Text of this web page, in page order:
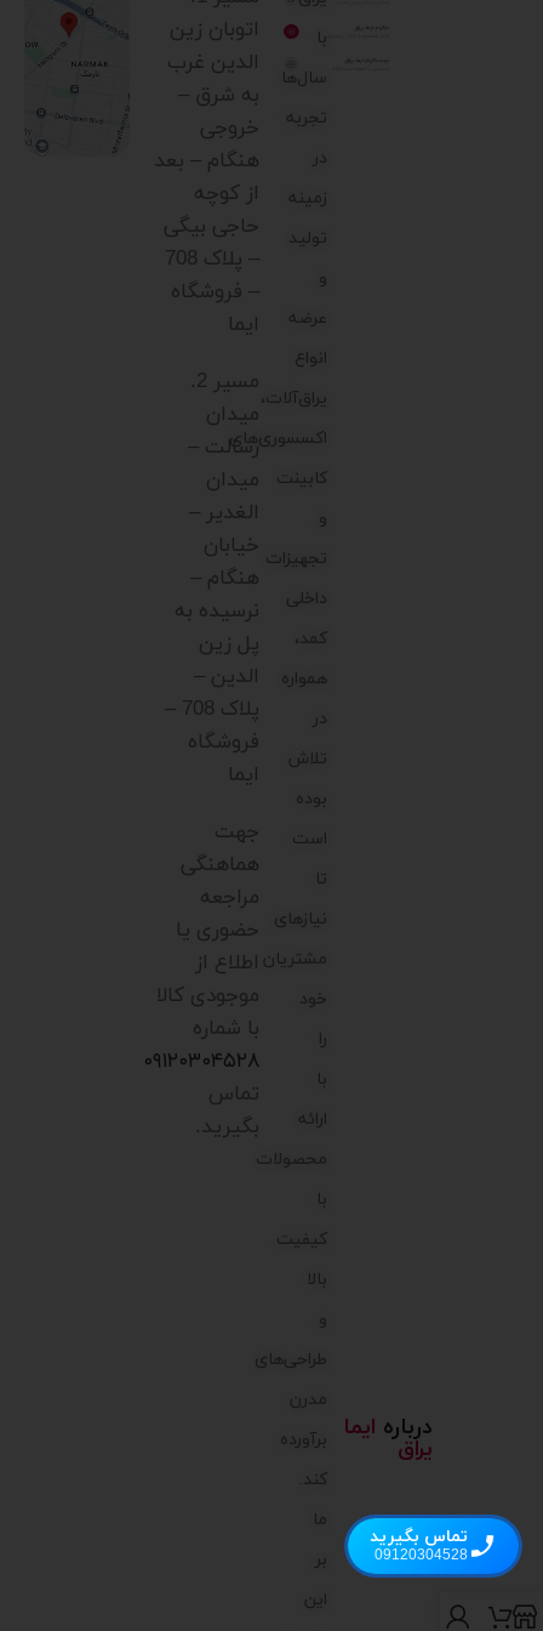
درباره ایما
یراق
با
سال‌ها
تجربه
در
زمینه
تولید
و
عرضه
انواع
یراق‌آلات،
اکسسوری‌های
کابینت
و
تجهیزات
داخلی
کمد،
همواره
در
تلاش
بوده
است
تا
نیازهای
مشتریان
خود
را
با
ارائه
محصولات
با
کیفیت
بالا
و
طراحی‌های
مدرن
برآورده
کند.
ما
بر
این
اتوبان زین
الدین غرب
به شرق –
خروجی
هنگام – بعد
از کوچه
حاجی بیگی
– پلاک 708
– فروشگاه
ایما
مسیر 2.
میدان
رسالت –
میدان
الغدیر –
خیابان
هنگام –
نرسیده به
پل زین
الدین –
پلاک 708 –
فروشگاه
ایما
جهت
هماهنگی
مراجعه
حضوری یا
اطلاع از
موجودی کالا
با شماره
۰۹۱۲۰۳۰۴۵۲۸
تماس
بگیرید.
تماس بگیرید
09120304528